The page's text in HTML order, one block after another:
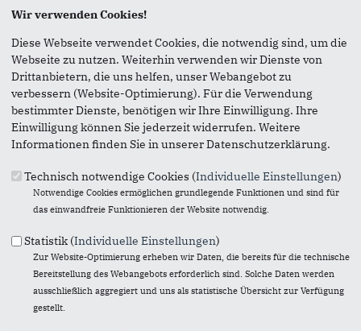
nötig
mehr lesen
Volkmar Klein wirbt für Woche der Umwelt 2024
Auch im kommenden Jahr wird der Bundespräsident wieder
zur Woche der Umwelt einladen, die zusammen mit der
Deutschen Bundesstiftung Umwelt (DBU)...
mehr lesen
in den USA
Junge Berufstätige für ein Jahr College & Job gesucht
Wir verwenden Cookies!
Diese Webseite verwendet Cookies, die notwendig sind, um die
Webseite zu nutzen. Weiterhin verwenden wir Dienste von
Drittanbietern, die uns helfen, unser Webangebot zu
verbessern (Website-Optimierung). Für die Verwendung
bestimmter Dienste, benötigen wir Ihre Einwilligung. Ihre
Einwilligung können Sie jederzeit widerrufen. Weitere
Informationen finden Sie in unserer Datenschutzerklärung.
Technisch notwendige Cookies (Individuelle Einstellungen)
Notwendige Cookies ermöglichen grundlegende Funktionen und sind für
das einwandfreie Funktionieren der Website notwendig.
Statistik (Individuelle Einstellungen)
Zur Website-Optimierung erheben wir Daten, die bereits für die technische
Bereitstellung des Webangebots erforderlich sind. Solche Daten werden
ausschließlich aggregiert und uns als statistische Übersicht zur Verfügung
gestellt.